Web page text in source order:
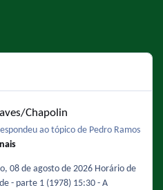
Chapolin
ao tópico de Pedro Ramos
08 de agosto de 2026 Horário de
1 (1978) 15:30 - A